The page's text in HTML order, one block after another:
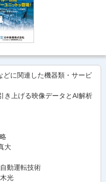
どに関連した機器類・サービ
き上げる映像データとAI解析
大
動運転技術
光